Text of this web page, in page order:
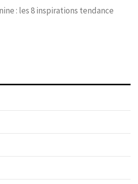
: les 8 inspirations tendance